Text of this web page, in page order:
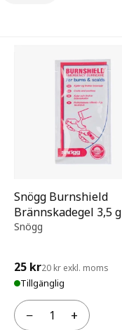
Snögg Burnshield
Brännskadegel 3,5 g
Snögg
25 kr20 kr exkl. moms
Tillgänglig
−
Antal +